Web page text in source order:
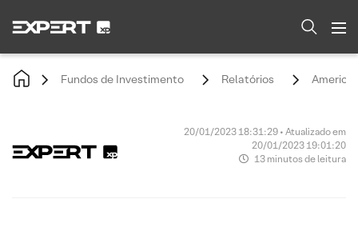
Fundos de Investimento Relatórios
20/01/2023 18:31:29 • Atualizado em
20/01/2023 19:01:20
13 minutos de leitura